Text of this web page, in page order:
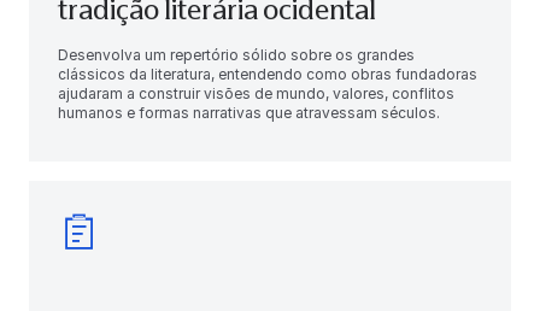
tradição literária ocidental
Desenvolva um repertório sólido sobre os grandes
clássicos da literatura, entendendo como obras fundadoras
ajudaram a construir visões de mundo, valores, conflitos
humanos e formas narrativas que atravessam séculos.